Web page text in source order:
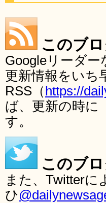
このブ
Googleリーダ
更新情報をいち
RSS（ https://
ば、更新の時に
す。
このブ
また、Twitterに
ひ